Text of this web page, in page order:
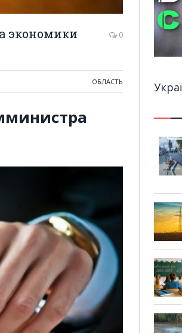
экономики
0
ОБЛАСТЬ